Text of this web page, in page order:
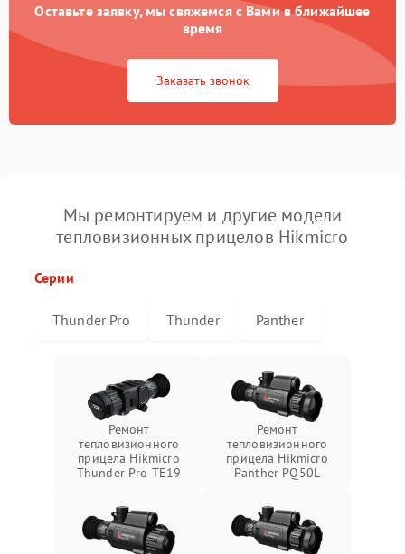
Оставьте заявку, мы свяжемся с Вами в ближайшее
время
Заказать звонок
Мы ремонтируем и другие модели
тепловизионных прицелов Hikmicro
Серии
Thunder Pro Thunder Panther
Ремонт
тепловизионного
прицела Hikmicro
Thunder Pro TE19
Ремонт
тепловизионного
прицела Hikmicro
Panther PQ50L